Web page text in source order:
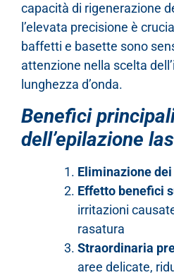
capacità di rigenerazione
l’elevata precisione è
baffetti e basette sono
attenzione nella scelta
lunghezza d’onda.
Benefici
dell’epilazione
Eliminazione
Effetto benefici
irritazioni
rasatura
Straordinaria
aree delicate,